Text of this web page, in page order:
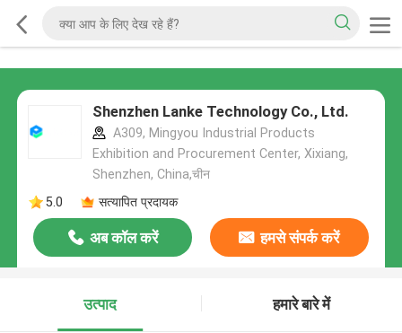
Shenzhen Lanke Technology Co., Ltd.
A309, Mingyou Industrial Products
Exhibition and Procurement Center, Xixiang,
Shenzhen, China,चीन
5.0
सत्यापित प्रदायक
अब कॉल करें हमसे संपर्क करें
उत्पाद हमारे बारे में